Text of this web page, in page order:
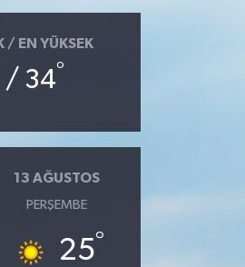
/ EN YÜKSEK
/ 34°
13 AĞUSTOS
PERŞEMBE
25°